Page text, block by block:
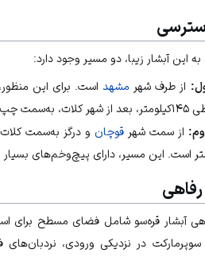
این آبشار زیبا، دو مسیر وجود دارد:
از طرف شهر مشهداست. برای این
وارد روستای قره‌سو شد.
از سمت شهرقوچان
رفاهی
آبشار قره‌سو شامل فضای مسطح برای
در نزدیکی ورودی، نردبان‌های